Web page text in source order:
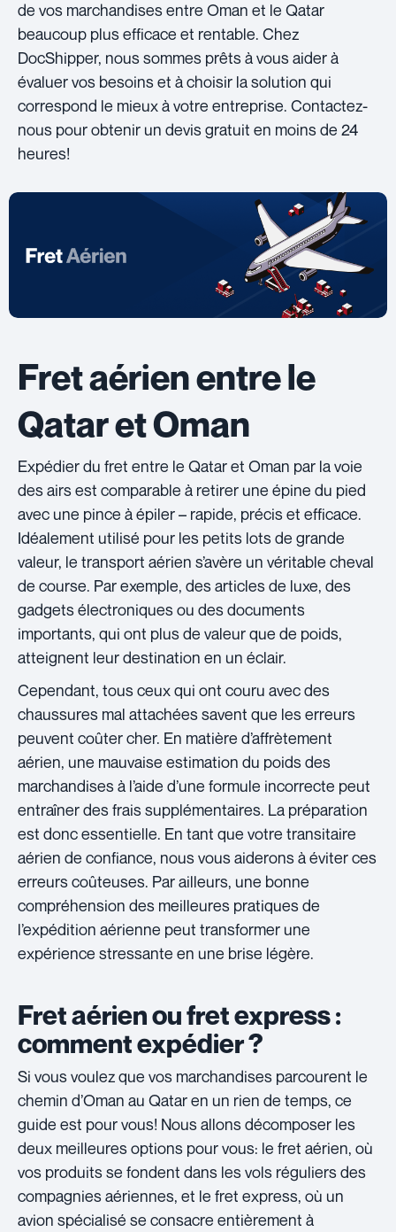
de vos marchandises entre Oman et le Qatar
beaucoup plus efficace et rentable. Chez
DocShipper, nous sommes prêts à vous aider à
évaluer vos besoins et à choisir la solution qui
correspond le mieux à votre entreprise. Contactez-
nous pour obtenir un devis gratuit en moins de 24
heures!
Fret aérien entre le
Qatar et Oman
Expédier du fret entre le Qatar et Oman par la voie
des airs est comparable à retirer une épine du pied
avec une pince à épiler – rapide, précis et efficace.
Idéalement utilisé pour les petits lots de grande
valeur, le transport aérien s’avère un véritable cheval
de course. Par exemple, des articles de luxe, des
gadgets électroniques ou des documents
importants, qui ont plus de valeur que de poids,
atteignent leur destination en un éclair.
Cependant, tous ceux qui ont couru avec des
chaussures mal attachées savent que les erreurs
peuvent coûter cher. En matière d’affrètement
aérien, une mauvaise estimation du poids des
marchandises à l’aide d’une formule incorrecte peut
entraîner des frais supplémentaires. La préparation
est donc essentielle. En tant que votre transitaire
aérien de confiance, nous vous aiderons à éviter ces
erreurs coûteuses. Par ailleurs, une bonne
compréhension des meilleures pratiques de
l’expédition aérienne peut transformer une
expérience stressante en une brise légère.
Fret aérien ou fret express :
comment expédier ?
Si vous voulez que vos marchandises parcourent le
chemin d’Oman au Qatar en un rien de temps, ce
guide est pour vous! Nous allons décomposer les
deux meilleures options pour vous: le fret aérien, où
vos produits se fondent dans les vols réguliers des
compagnies aériennes, et le fret express, où un
avion spécialisé se consacre entièrement à